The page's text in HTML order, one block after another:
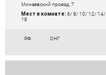
Минаевский проезд, 7
Мест в комнате: 6/ 8/ 10/ 12/ 14/
18
РФ СНГ